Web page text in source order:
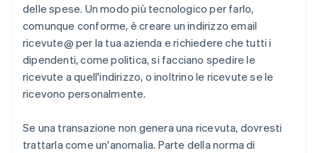
delle spese. Un modo più tecnologico per farlo,
comunque conforme, è creare un indirizzo email
ricevute@ per la tua azienda e richiedere che tutti i
dipendenti, come politica, si facciano spedire le
ricevute a quell'indirizzo, o inoltrino le ricevute se le
ricevono personalmente.
Se una transazione non genera una ricevuta, dovresti
trattarla come un'anomalia. Parte della norma di